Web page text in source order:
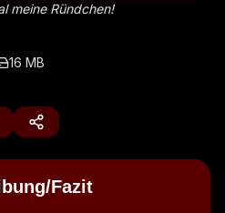
meine Ründchen!
16 MB
Fazit